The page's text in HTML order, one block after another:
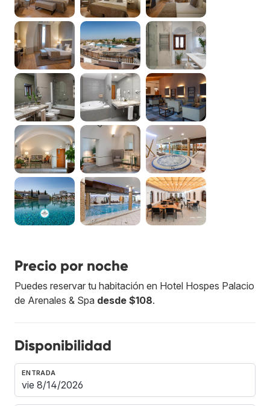
Precio por noche
Puedes reservar tu habitación en Hotel Hospes Palacio
de Arenales & Spa desde $108.
Disponibilidad
ENTRADA